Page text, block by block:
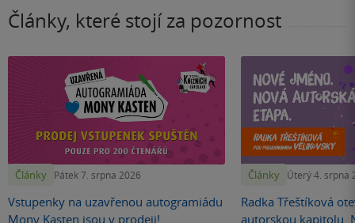
Články, které stojí za pozornost
Články Pátek 7. srpna 2026
Vstupenky na uzavřenou autogramiádu
Mony Kasten jsou v prodeji!
Články Úterý 4. srpna
Radka Třeštíková
autorskou kapitolu.